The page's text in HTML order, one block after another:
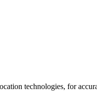
technologies, for